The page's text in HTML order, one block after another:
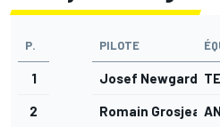
P. PILOTE
1 Josef Newgarden
2 Romain Grosjean